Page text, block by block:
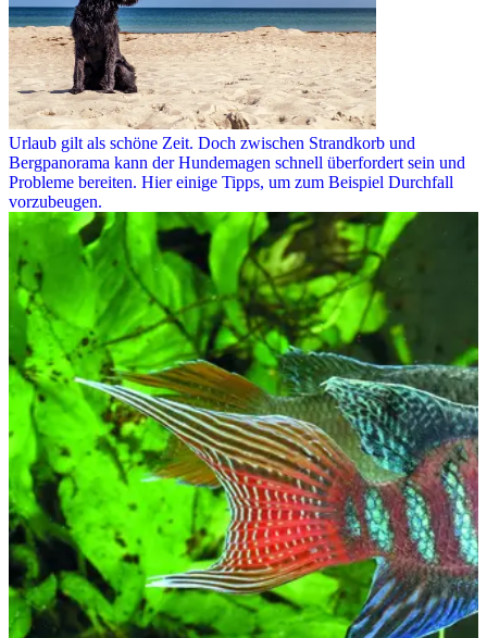
Urlaub gilt als schöne Zeit. Doch zwischen Strandkorb und
Bergpanorama kann der Hundemagen schnell überfordert sein und
Probleme bereiten. Hier einige Tipps, um zum Beispiel Durchfall
vorzubeugen.